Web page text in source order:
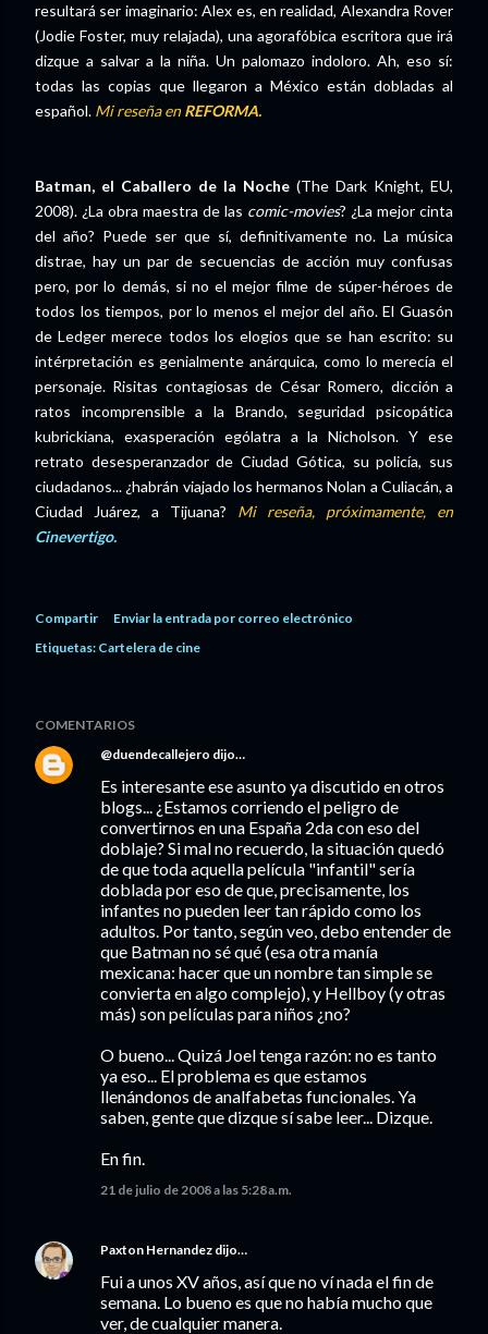
resultará ser imaginario: Alex es, en realidad, Alexandra Rover
(Jodie Foster, muy relajada), una agorafóbica escritora que irá
dizque a salvar a la niña. Un palomazo indoloro. Ah, eso sí:
todas las copias que llegaron a México están dobladas al
español. Mi reseña enREFORMA.
Batman, el Caballero de la Noche (The Dark Knight, EU,
2008). ¿La obra maestra de las comic-movies? ¿La mejor cinta
del año? Puede ser que sí, definitivamente no. La música
distrae, hay un par de secuencias de acción muy confusas
pero, por lo demás, si no el mejor filme de súper-héroes de
todos los tiempos, por lo menos el mejor del año. El Guasón
de Ledger merece todos los elogios que se han escrito: su
intérpretación es genialmente anárquica, como lo merecía el
personaje. Risitas contagiosas de César Romero, dicción a
ratos incomprensible a la Brando, seguridad psicopática
kubrickiana, exasperación ególatra a la Nicholson. Y ese
retrato desesperanzador de Ciudad Gótica, su policía, sus
ciudadanos... ¿habrán viajado los hermanos Nolan a Culiacán, a
Ciudad Juárez, a Tijuana? Mi reseña, próximamente, en
Cinevertigo.
Compartir
Enviar la entrada por correo electrónico
Etiquetas: Cartelera de cine
COMENTARIOS
@duendecallejero dijo…
Es interesante ese asunto ya discutido en otros
blogs... ¿Estamos corriendo el peligro de
convertirnos en una España 2da con eso del
doblaje? Si mal no recuerdo, la situación quedó
de que toda aquella película "infantil" sería
doblada por eso de que, precisamente, los
infantes no pueden leer tan rápido como los
adultos. Por tanto, según veo, debo entender de
que Batman no sé qué (esa otra manía
mexicana: hacer que un nombre tan simple se
convierta en algo complejo), y Hellboy (y otras
más) son películas para niños ¿no?
O bueno... Quizá Joel tenga razón: no es tanto
ya eso... El problema es que estamos
llenándonos de analfabetas funcionales. Ya
saben, gente que dizque sí sabe leer... Dizque.
En fin.
21 de julio de 2008 a las 5:28 a.m.
Paxton Hernandez dijo…
Fui a unos XV años, así que no ví nada el fin de
semana. Lo bueno es que no había mucho que
ver, de cualquier manera.